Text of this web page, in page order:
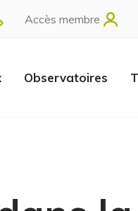
Accès membre
Observatoires